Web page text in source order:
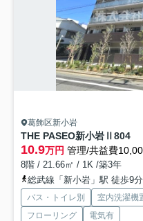
葛飾区新小岩
THE PASEO新小岩Ⅱ 804
10.9万円 管理/共益費
8階 / 21.66㎡ / 1K /築3年
総武線「新小岩」駅 徒歩9分
バス・トイレ別 室内洗濯機
フローリング
電気有